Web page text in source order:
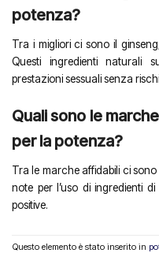
potenza?
Tra i migliori ci sono il
Questi ingredienti naturali
prestazioni sessuali senza
Quali sono le
per la potenza?
Tra le marche affidabili ci
note per l’uso di ingredienti
positive.
Questo elemento è stato inserito in